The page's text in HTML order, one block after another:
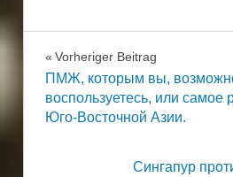
АКТИВОВ
ИНВЕСТИЦИИ
ПОСТОЯННОЕ
ЗАЩИТА
ВКЛАДОВ
ИНВЕСТИЦИИ
НЕДВИЖИМОСТЬ
Vorheriger Beitrag
ПМЖ, которым вы,
воспользуетесь, или
Юго-Восточной Азии.
Сингапур